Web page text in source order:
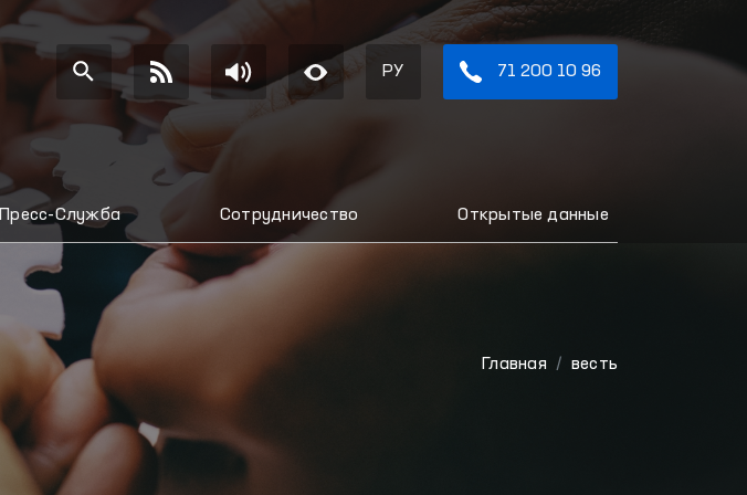
РУ 71 200 10 96
Пресс-Служба Сотрудничество Открытые данные
Главная весть